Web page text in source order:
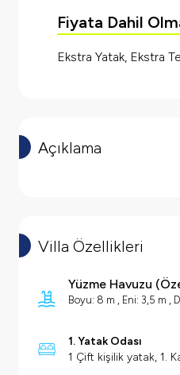
Fiyata Dahil
Ekstra Yatak, Ekstra
Açıklama
Villa Özellikleri
Yüzme Havuzu (
Boyu: 8 m , Eni: 3,5 m ,
1. Yatak Odası
1 Çift kişilik yatak, 1.